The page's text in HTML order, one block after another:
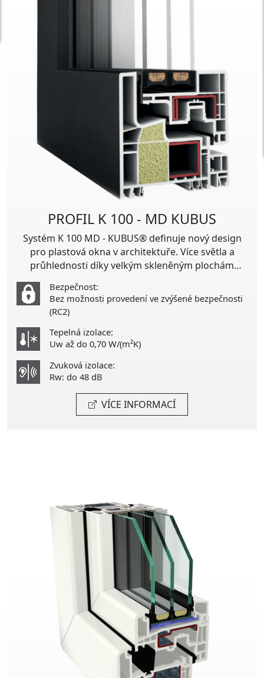
PROFIL K 100 - MD KUBUS
Systém K 100 MD - KUBUS® definuje nový design
pro plastová okna v architektuře. Více světla a
průhlednosti díky velkým skleněným plochám
otevírá nový prostor pro design. Na vnitřní straně
místnosti nový systém přesvědčí svým zarovnaným
vzhledem bez rušivých spojů, zatímco na vnější
straně podtrhuje v pravém úhlu harmonický
celkový dojem.
Bezpečnost:
Bez možnosti provedení ve zvýšené bezpečnosti
(RC2)
Tepelná izolace:
Uw až do 0,70 W/(m²K)
Zvuková izolace:
Rw: do 48 dB
VÍCE INFORMACÍ